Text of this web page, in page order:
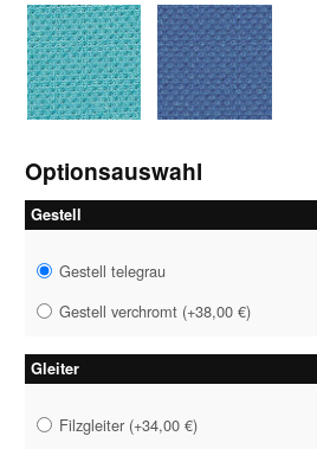
1058 petrol 1059 royalblau
Optionsauswahl
Gestell
Gestell telegrau
Gestell verchromt (+38,00 €)
Gleiter
Filzgleiter (+34,00 €)